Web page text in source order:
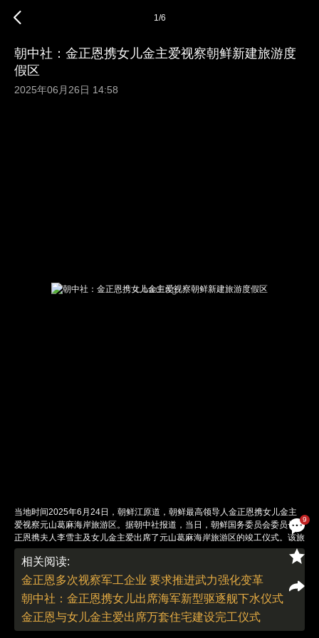
9
1/6
朝中社：金正恩携女儿金主爱视察朝鲜新建旅游度
假区
2025年06月26日 14:58
当地时间2025年6月24日，朝鲜江原道，朝鲜最高领导人金正恩携女儿金主
爱视察元山葛麻海岸旅游区。据朝中社报道，当日，朝鲜国务委员会委员长金
正恩携夫人李雪主及女儿金主爱出席了元山葛麻海岸旅游区的竣工仪式。该旅
游区位于朝鲜东海岸的元山市葛麻半岛，占地约1400公顷，历经多年建设，
计划于7月1日正式对朝鲜国内游客开放，未来可能接待外籍游客。图：视觉
中国
责任编辑：李丛汛 | 版面编辑：李丛汛
相关阅读:
金正恩多次视察军工企业 要求推进武力强化变革
朝中社：金正恩携女儿出席海军新型驱逐舰下水仪式
金正恩与女儿金主爱出席万套住宅建设完工仪式